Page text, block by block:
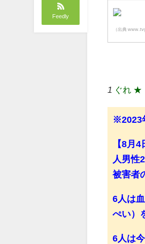
Feedly
（出典
1 ぐれ ★
※2023
【8月
人男性
被害者
6人は
ぺい）
6人は